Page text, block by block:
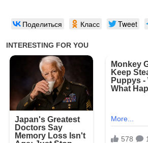
Поделиться Класс Tweet